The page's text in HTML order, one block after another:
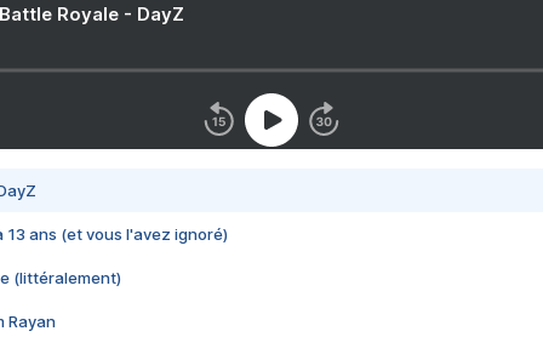
Royale - DayZ
13 ans (et vous l'avez ignoré)
(littéralement)
Rayan